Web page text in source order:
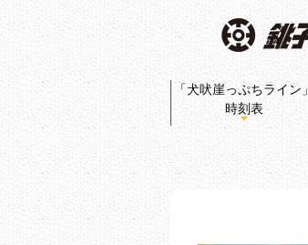
「犬吠崖っぷちライン」
時刻表